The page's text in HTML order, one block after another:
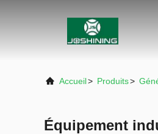
Accueil> Produits>
Équipement